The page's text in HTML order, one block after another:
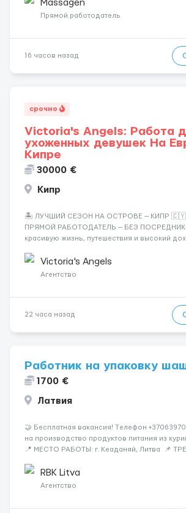
заработная плата 💚Мы гарантируем
incall / Out...
Massagen
Прямой работодатель
16 часов назад
срочно
Victoria's Angels: Работа
ухоженных девушек На
Кипре
30000 €
Кипр
🏝️ ЛУЧШИЙ СЕЗОН НА ОСТРОВЕ — КИПР 🇨🇾
ПРЯМОЙ РАБОТОДАТЕЛЬ — БЕЗ
красивую жизнь, путешествия и высокий
Опытная команда с годами практики —
клиентов (без ...
Victoria's Angels
Агентство
22 часа назад
Работник на упаковку
1700 €
Латвия
🤝 Бесплатная вакансия! Tелефон
на производство продуктов питания из
📍 МЕСТО РАБОТЫ: г. Кеаданяй, Литва 📌
нужен 📆 ГРАФИК РАБОТЫ: - ПН по ВС,
RBK Litva
Агентство